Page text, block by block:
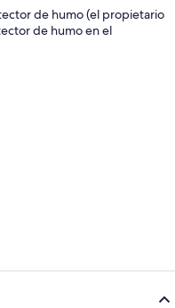
de humo (el propietario
de humo en el